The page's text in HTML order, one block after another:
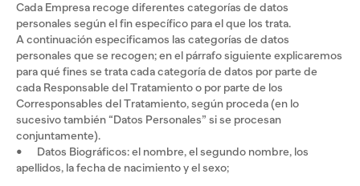
Cada Empresa recoge diferentes categorías de datos
personales según el fin específico para el que los trata.
A continuación especificamos las categorías de datos
personales que se recogen; en el párrafo siguiente explicaremos
para qué fines se trata cada categoría de datos por parte de
cada Responsable del Tratamiento o por parte de los
Corresponsables del Tratamiento, según proceda (en lo
sucesivo también “Datos Personales” si se procesan
conjuntamente).
• Datos Biográficos: el nombre, el segundo nombre, los
apellidos, la fecha de nacimiento y el sexo;